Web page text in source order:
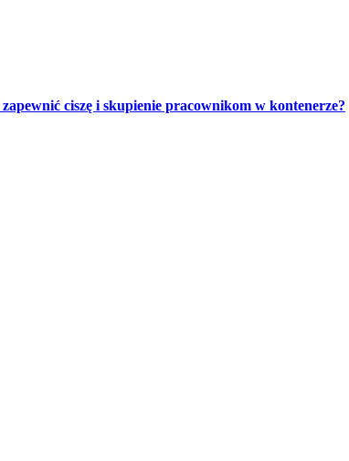
ciszę i skupienie pracownikom w kontenerze?